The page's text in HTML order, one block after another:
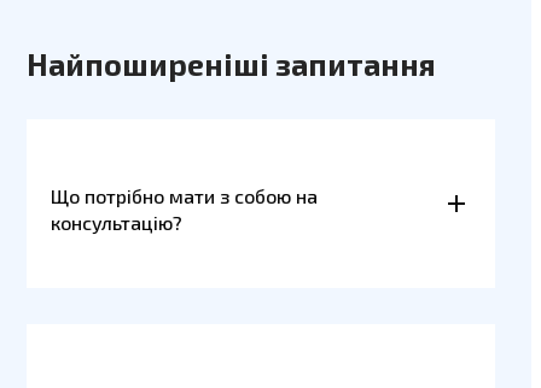
Найпоширеніші запитання
Що потрібно мати з собою на
консультацію?